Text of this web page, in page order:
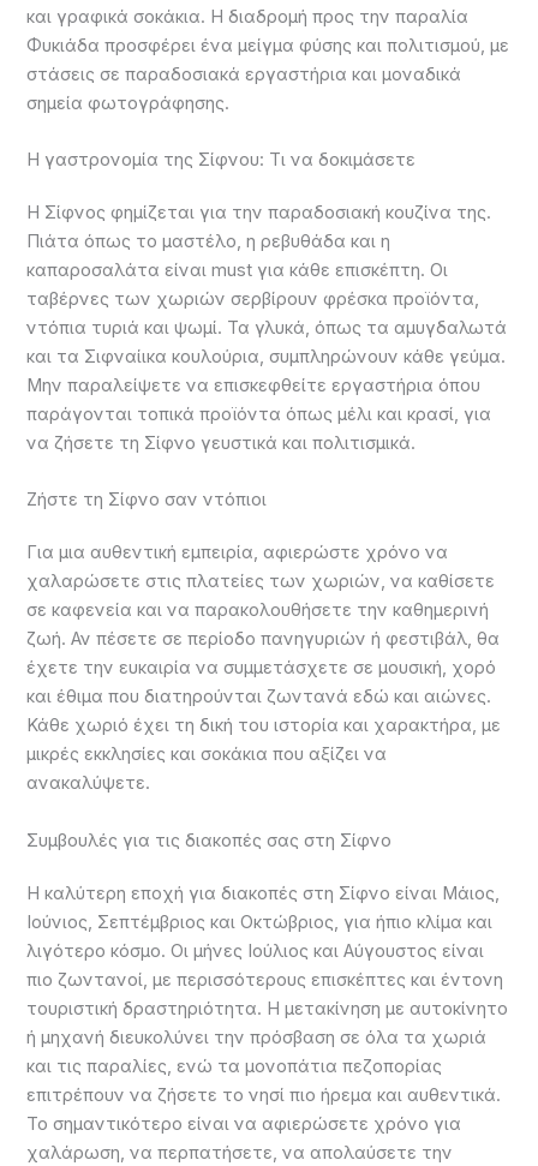
και γραφικά σοκάκια. Η διαδρομή προς την παραλία
Φυκιάδα προσφέρει ένα μείγμα φύσης και πολιτισμού, με
στάσεις σε παραδοσιακά εργαστήρια και μοναδικά
σημεία φωτογράφησης.
Η γαστρονομία της Σίφνου: Τι να δοκιμάσετε
Η Σίφνος φημίζεται για την παραδοσιακή κουζίνα της.
Πιάτα όπως το μαστέλο, η ρεβυθάδα και η
καπαροσαλάτα είναι must για κάθε επισκέπτη. Οι
ταβέρνες των χωριών σερβίρουν φρέσκα προϊόντα,
ντόπια τυριά και ψωμί. Τα γλυκά, όπως τα αμυγδαλωτά
και τα Σιφναίικα κουλούρια, συμπληρώνουν κάθε γεύμα.
Μην παραλείψετε να επισκεφθείτε εργαστήρια όπου
παράγονται τοπικά προϊόντα όπως μέλι και κρασί, για
να ζήσετε τη Σίφνο γευστικά και πολιτισμικά.
Ζήστε τη Σίφνο σαν ντόπιοι
Για μια αυθεντική εμπειρία, αφιερώστε χρόνο να
χαλαρώσετε στις πλατείες των χωριών, να καθίσετε
σε καφενεία και να παρακολουθήσετε την καθημερινή
ζωή. Αν πέσετε σε περίοδο πανηγυριών ή φεστιβάλ, θα
έχετε την ευκαιρία να συμμετάσχετε σε μουσική, χορό
και έθιμα που διατηρούνται ζωντανά εδώ και αιώνες.
Κάθε χωριό έχει τη δική του ιστορία και χαρακτήρα, με
μικρές εκκλησίες και σοκάκια που αξίζει να
ανακαλύψετε.
Συμβουλές για τις διακοπές σας στη Σίφνο
Η καλύτερη εποχή για διακοπές στη Σίφνο είναι Μάιος,
Ιούνιος, Σεπτέμβριος και Οκτώβριος, για ήπιο κλίμα και
λιγότερο κόσμο. Οι μήνες Ιούλιος και Αύγουστος είναι
πιο ζωντανοί, με περισσότερους επισκέπτες και έντονη
τουριστική δραστηριότητα. Η μετακίνηση με αυτοκίνητο
ή μηχανή διευκολύνει την πρόσβαση σε όλα τα χωριά
και τις παραλίες, ενώ τα μονοπάτια πεζοπορίας
επιτρέπουν να ζήσετε το νησί πιο ήρεμα και αυθεντικά.
Το σημαντικότερο είναι να αφιερώσετε χρόνο για
χαλάρωση, να περπατήσετε, να απολαύσετε την